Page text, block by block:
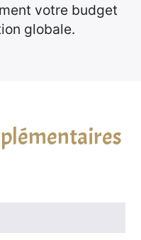
votre budget
globale.